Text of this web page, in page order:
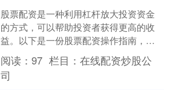
股票配资是一种利用杠杆放大投资资金
的方式，可以帮助投资者获得更高的收
益。以下是一份股票配资操作指南，助
你轻松撬动财富杠杆： 首先，新规规定
配资杠杆率不得超过1:....
阅读：97 栏目：在线配资炒股公
司